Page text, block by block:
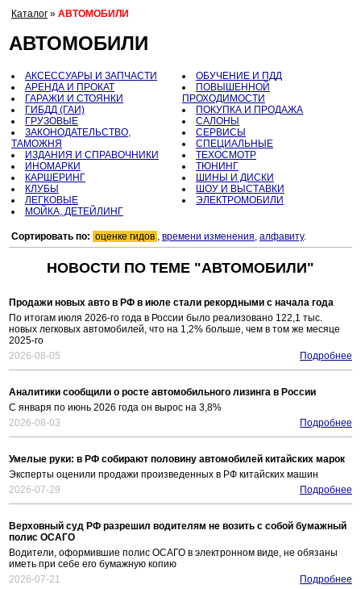
Каталог » АВТОМОБИЛИ
АВТОМОБИЛИ
АКСЕССУАРЫ И ЗАПЧАСТИ
АРЕНДА И ПРОКАТ
ГАРАЖИ И СТОЯНКИ
ГИБДД (ГАИ)
ГРУЗОВЫЕ
ЗАКОНОДАТЕЛЬСТВО,
ТАМОЖНЯ
ИЗДАНИЯ И СПРАВОЧНИКИ
ИНОМАРКИ
КАРШЕРИНГ
КЛУБЫ
ЛЕГКОВЫЕ
МОЙКА, ДЕТЕЙЛИНГ
ОБУЧЕНИЕ И ПДД
ПОВЫШЕННОЙ
ПРОХОДИМОСТИ
ПОКУПКА И ПРОДАЖА
САЛОНЫ
СЕРВИСЫ
СПЕЦИАЛЬНЫЕ
ТЕХОСМОТР
ТЮНИНГ
ШИНЫ И ДИСКИ
ШОУ И ВЫСТАВКИ
ЭЛЕКТРОМОБИЛИ
Сортировать по: оценке гидов , времени изменения, алфавиту.
НОВОСТИ ПО ТЕМЕ "АВТОМОБИЛИ"
Продажи новых авто в РФ в июле стали рекордными с начала года
По итогам июля 2026-го года в России было реализовано 122,1 тыс.
новых легковых автомобилей, что на 1,2% больше, чем в том же месяце
2025-го
2026-08-05
Подробнее
Аналитики сообщили о росте автомобильного лизинга в России
С января по июнь 2026 года он вырос на 3,8%
2026-08-03
Подробнее
Умелые руки: в РФ собирают половину автомобилей китайских марок
Эксперты оценили продажи произведенных в РФ китайских машин
2026-07-29
Подробнее
Верховный суд РФ разрешил водителям не возить с собой бумажный
полис ОСАГО
Водители, оформившие полис ОСАГО в электронном виде, не обязаны
иметь при себе его бумажную копию
2026-07-21
Подробнее